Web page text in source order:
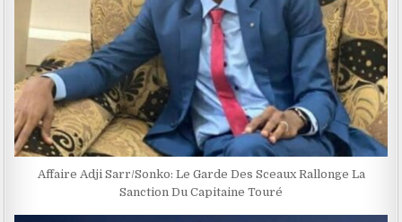
Affaire Adji Sarr/Sonko: Le Garde Des Sceaux Rallonge La
Sanction Du Capitaine Touré